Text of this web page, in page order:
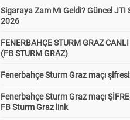
Sigaraya Zam Mı Geldi? Güncel JTI
2026
FENERBAHÇE STURM GRAZ
(FB STURM GRAZ)
Fenerbahçe Sturm Graz maçı
Fenerbahçe Sturm Graz maçı
FB Sturm Graz link